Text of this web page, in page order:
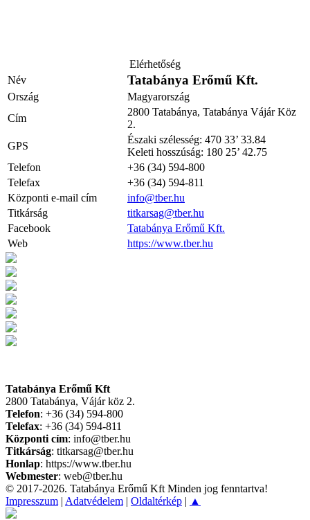
Elérhetőség
Név
Tatabánya Erőmű Kft.
Ország
Magyarország
Cím
2800 Tatabánya, Tatabánya Vájár Köz
2.
GPS
Északi szélesség: 470 33’ 33.84
Keleti hosszúság: 180 25’ 42.75
Telefon
+36 (34) 594-800
Telefax
+36 (34) 594-811
Központi e-mail cím
info@tber.hu
Titkárság
titkarsag@tber.hu
Facebook
Tatabánya Erőmű Kft.
Web
https://www.tber.hu
Tatabánya Erőmű Kft
2800 Tatabánya, Vájár köz 2.
Telefon: +36 (34) 594-800
Telefax: +36 (34) 594-811
Központi cím: info@tber.hu
Titkárság: titkarsag@tber.hu
Honlap: https://www.tber.hu
Webmester: web@tber.hu
© 2017-2026. Tatabánya Erőmű Kft Minden jog fenntartva!
Impresszum | Adatvédelem | Oldaltérkép | ▲